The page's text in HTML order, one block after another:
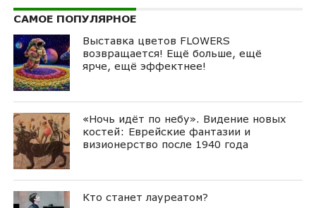
САМОЕ ПОПУЛЯРНОЕ
Выставка цветов FLOWERS
возвращается! Ещё больше, ещё
ярче, ещё эффектнее!
«Ночь идёт по небу». Видение новых
костей: Еврейские фантазии и
визионерство после 1940 года
Кто станет лауреатом?